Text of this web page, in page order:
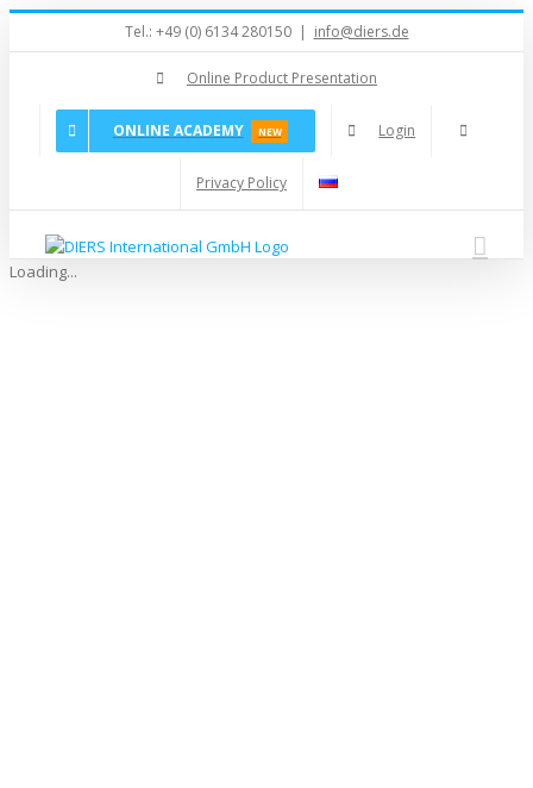
Skip
Tel.: +49 (0) 6134 280150 | info@diers.de
Online Product Presentation
ONLINE ACADEMY NEW Login
Privacy Policy
Loading...